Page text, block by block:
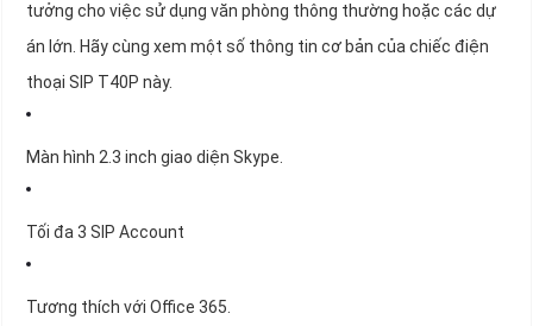
tưởng cho việc sử dụng văn phòng thông thường hoặc các dự
án lớn. Hãy cùng xem một số thông tin cơ bản của chiếc điện
thoại SIP T40P này.
Màn hình 2.3 inch giao diện Skype.
Tối đa 3 SIP Account
Tương thích với Office 365.